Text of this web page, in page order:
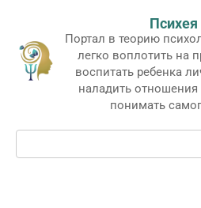
контенту
Психея
Портал в теорию
легко воплотить на
воспитать ребенка
наладить отношения
понимать
Поиск: